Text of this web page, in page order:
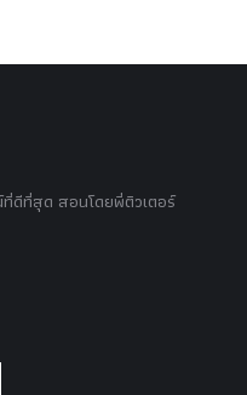
ดีที่สุด สอนโดยพี่ติวเตอร์